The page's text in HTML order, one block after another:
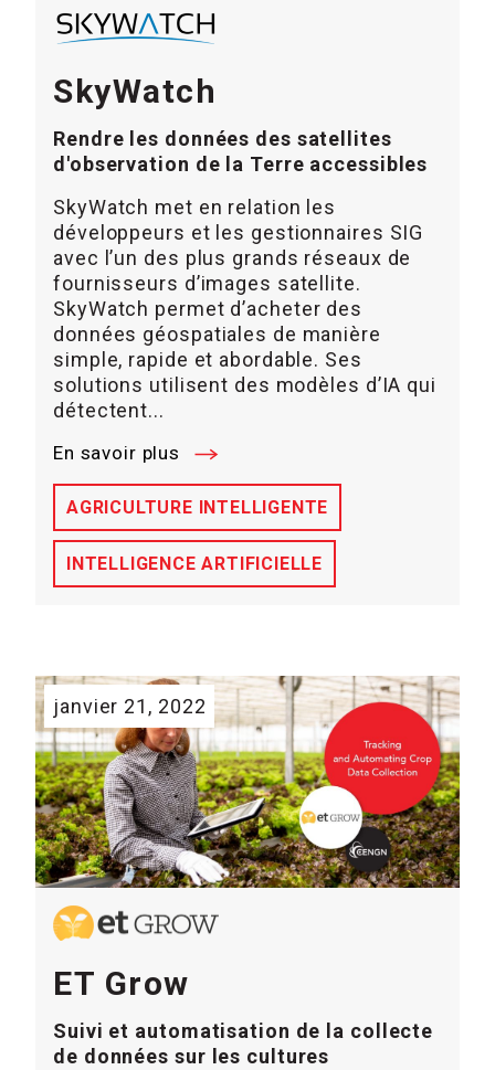
SkyWatch
Rendre les données des satellites
d'observation de la Terre accessibles
SkyWatch met en relation les
développeurs et les gestionnaires SIG
avec l’un des plus grands réseaux de
fournisseurs d’images satellite.
SkyWatch permet d’acheter des
données géospatiales de manière
simple, rapide et abordable. Ses
solutions utilisent des modèles d’IA qui
détectent...
En savoir plus
AGRICULTURE INTELLIGENTE
INTELLIGENCE ARTIFICIELLE
janvier 21, 2022
ET Grow
Suivi et automatisation de la collecte
de données sur les cultures